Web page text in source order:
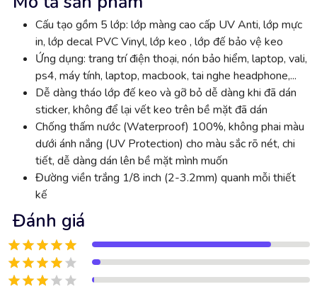
Cấu tạo gồm 5 lớp: lớp màng cao cấp UV Anti, lớp mực
in, lớp decal PVC Vinyl, lớp keo , lớp đế bảo vệ keo
Ứng dụng: trang trí điện thoại, nón bảo hiểm, laptop, vali,
ps4, máy tính, laptop, macbook, tai nghe headphone,...
Dễ dàng tháo lớp đế keo và gỡ bỏ dễ dàng khi đã dán
sticker, không để lại vết keo trên bề mặt đã dán
Chống thấm nước (Waterproof) 100%, không phai màu
dưới ánh nắng (UV Protection) cho màu sắc rõ nét, chi
tiết, dễ dàng dán lên bề mặt mình muốn
Đường viền trắng 1/8 inch (2-3.2mm) quanh mỗi thiết
kế
Đánh giá